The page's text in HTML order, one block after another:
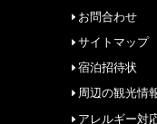
お問合わせ
サイトマップ
宿泊招待状
周辺の観光情
アレルギー対